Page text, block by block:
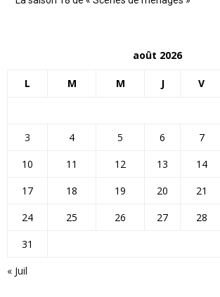
août 2026
L M M J V
« Juil
3
4 5 6 7
10
11 12 13 14
17
18 19 20 21
24
25 26 27 28
31